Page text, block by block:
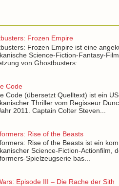
Frozen Empire
Frozen Empire ist eine
Science-Fiction-Fantasy-
von Ghostbusters: ...
Code
Code (übersetzt Quelltext) ist ein
Thriller vom Regisseur
2011. Captain Colter Steven...
Rise of the Beasts
Rise of the Beasts ist ein
Science-Fiction-Actionfilm,
Spielzeugserie bas...
Episode III – Die Rache der Sith